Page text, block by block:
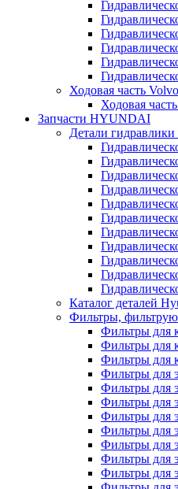
Ходовая часть Volvo
Ходовая
Запчасти HYUNDAI
Детали
Каталог деталей
Фильтры,
Фильтры для
Фильтры для
Фильтры для
Фильтры для
Фильтры для
Фильтры для
Фильтры для
Фильтры для
Фильтры для
Фильтры для
Фильтры для